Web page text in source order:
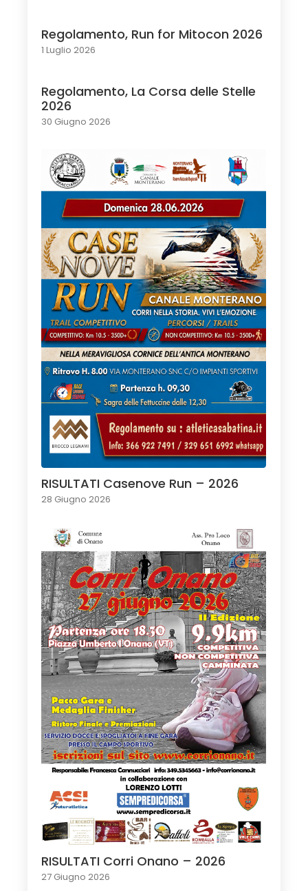
Regolamento, Run for Mitocon 2026
1 Luglio 2026
Regolamento, La Corsa delle Stelle
2026
30 Giugno 2026
RISULTATI Casenove Run – 2026
28 Giugno 2026
RISULTATI Corri Onano – 2026
27 Giugno 2026